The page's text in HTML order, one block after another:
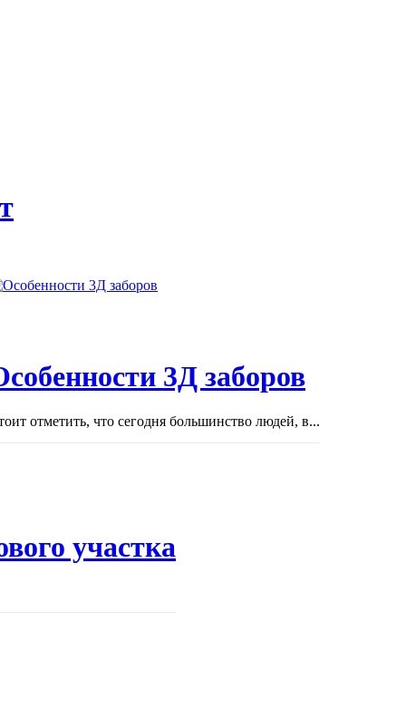
3Д заборов
отметить, что сегодня большинство людей, в...
участка